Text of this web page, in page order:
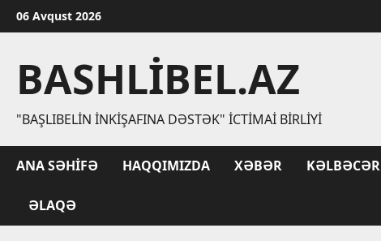
Skip
to
06 Avqust 2026
BASHLIBEL.AZ
"BAŞLIBELIN İNKIŞAFINA DƏSTƏK" İCTIMAI BIRLIYI
ANA SƏHIFƏ HAQQIMIZDA XƏBƏR KƏLBƏCƏR
ƏLAQƏ